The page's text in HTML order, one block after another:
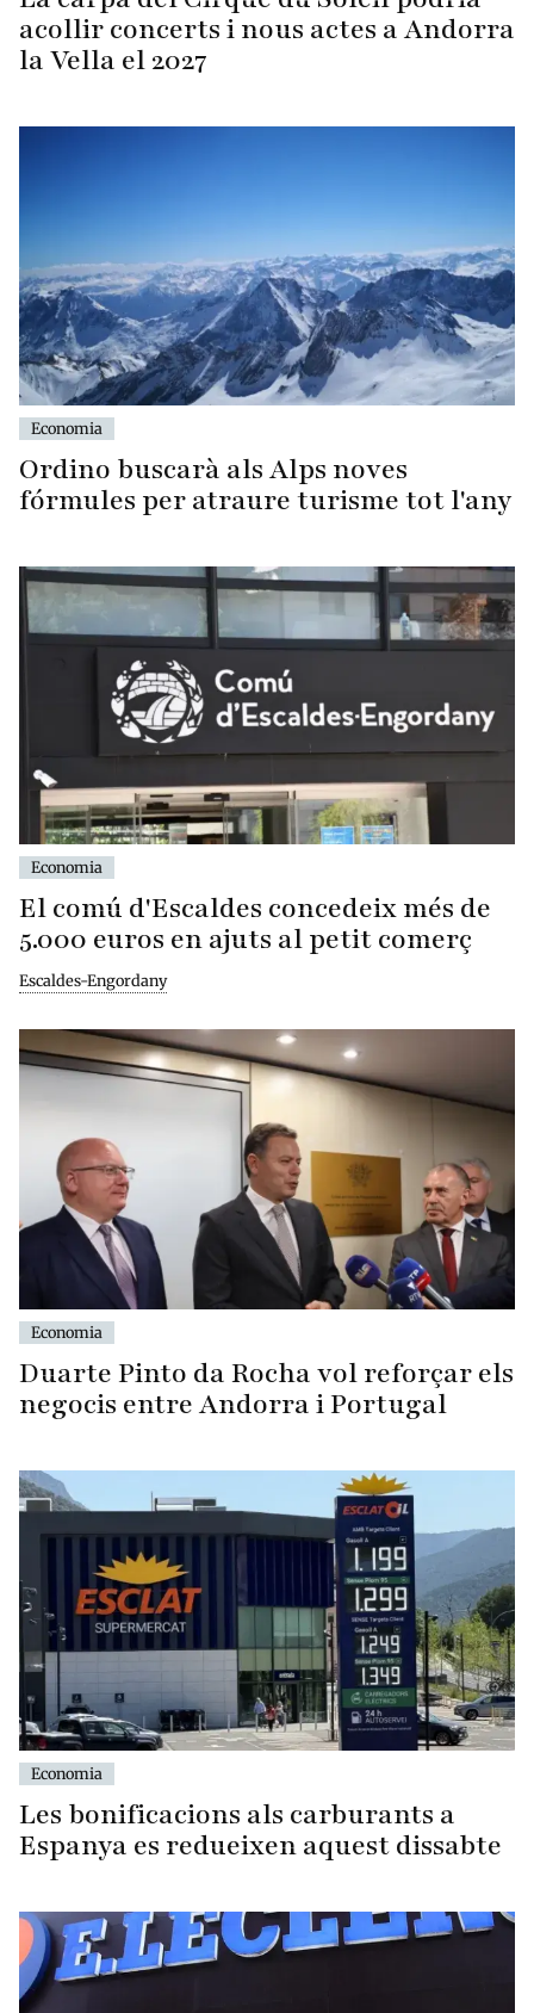
acollir concerts i nous actes a Andorra
la Vella el 2027
Economia
Ordino buscarà als Alps noves
fórmules per atraure turisme tot l'any
Economia
El comú d'Escaldes concedeix més de
5.000 euros en ajuts al petit comerç
Escaldes-Engordany
Economia
Duarte Pinto da Rocha vol reforçar els
negocis entre Andorra i Portugal
Economia
Les bonificacions als carburants a
Espanya es redueixen aquest dissabte